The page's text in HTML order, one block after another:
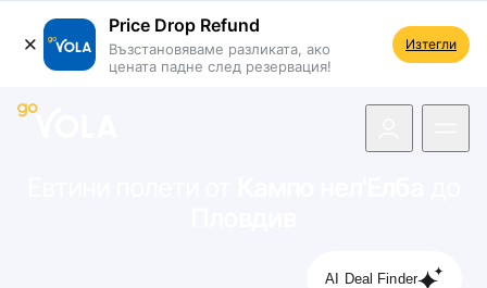
Price Drop Refund
Възстановяваме разликата, ако
цената падне след резервация!
Изтегли
AI Deal Finder